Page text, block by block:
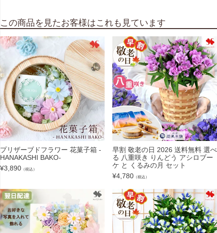
この商品を見たお客様はこれも見ています
プリザーブドフラワー 花菓子箱 -
HANAKASHI BAKO-
¥3,890 （税込）
早割 敬老の日 2026 送料無料 選べ
る 八重咲き りんどう アシロブー
ケ と くるみの月 セット
¥4,780 （税込）